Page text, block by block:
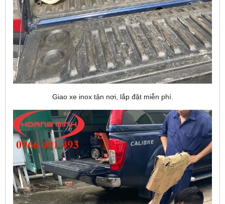
Giao xe inox tận nơi, lắp đặt miễn phí.